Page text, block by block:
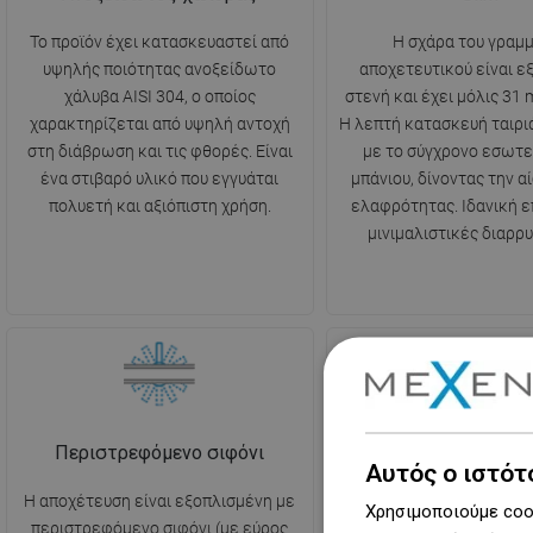
Το προϊόν έχει κατασκευαστεί από
υψηλής ποιότητας ανοξείδωτο
χάλυβα AISI 304, ο οποίος
χαρακτηρίζεται από υψηλή αντοχή
στη διάβρωση και τις φθορές. Είναι
ένα στιβαρό υλικό που εγγυάται
πολυετή και αξιόπιστη χρήση.
Η σχάρα του
αποχετευτικού είναι
στενή και έχει μόλις 31
Η λεπτή κατασκευή
με το σύγχρονο
μπάνιου, δίνοντας την
ελαφρότητας. Ιδανική
μινιμαλιστικές
Περιστρεφόμενο σιφόνι
Η αποχέτευση είναι εξοπλισμένη με
περιστρεφόμενο σιφόνι (με εύρος
Η αποχέτευση είναι
σιφόνι, το οποίο έχει
Αυτός ο
Χρησιμοποιούμε